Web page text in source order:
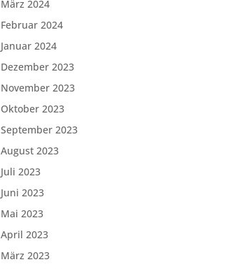
März 2024
Februar 2024
Januar 2024
Dezember 2023
November 2023
Oktober 2023
September 2023
August 2023
Juli 2023
Juni 2023
Mai 2023
April 2023
März 2023